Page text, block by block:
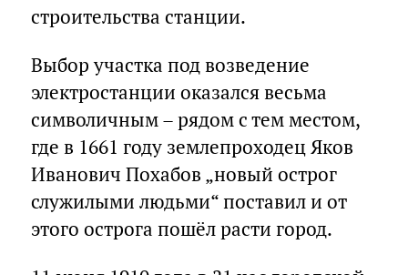
строительства станции.
Выбор участка под возведение
электростанции оказался весьма
символичным – рядом с тем местом,
где в 1661 году землепроходец Яков
Иванович Похабов „новый острог
служилыми людьми“ поставил и от
этого острога пошёл расти город.